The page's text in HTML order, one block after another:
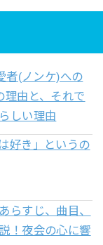
者(ノンケ)への
理由と、それで
しい理由
好き」というの
らすじ、曲目、
！夜会の心に響